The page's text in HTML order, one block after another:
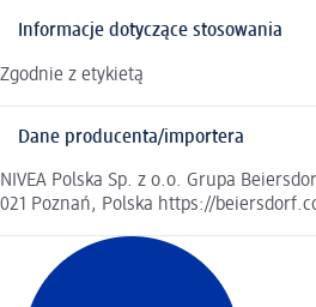
Informacje dotyczące stosowania
Zgodnie z etykietą
Dane producenta/importera
NIVEA Polska Sp. z o.o. Grupa
021 Poznań, Polska https://